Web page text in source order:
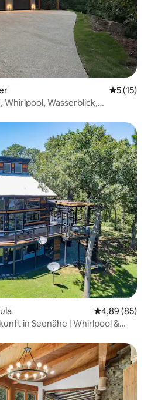
5 (15)
Whirlpool, Wasserblick,
4,89 (85)
in Seenähe | Whirlpool &